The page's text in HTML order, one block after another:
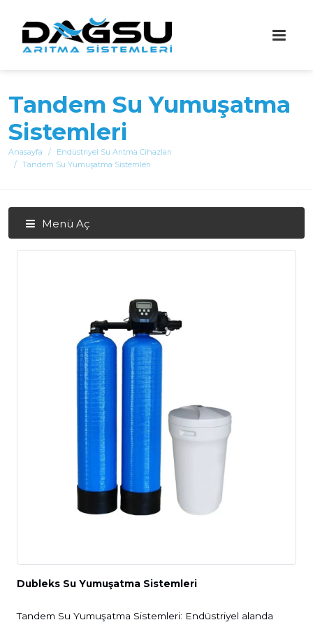
Tandem Su Yumuşatma
Sistemleri
Anasayfa
Endüstriyel Su Arıtma Cihazları
Tandem Su Yumuşatma Sistemleri
Menü Aç
Dubleks Su Yumuşatma Sistemleri
Tandem Su Yumuşatma Sistemleri: Endüstriyel alanda